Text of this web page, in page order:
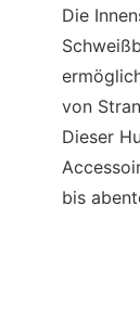
Die
von
Dieser
bis